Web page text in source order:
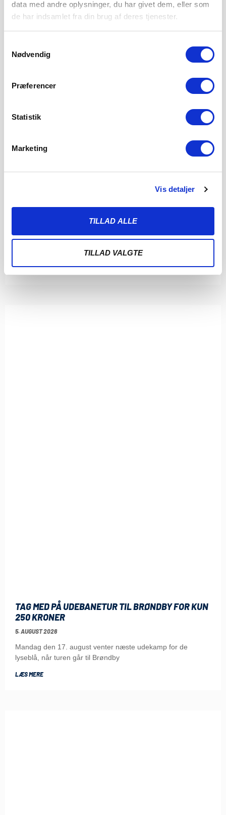
data med andre oplysninger, du har givet dem, eller som
de har indsamlet fra din brug af deres tjenester.
Nødvendig
Præferencer
Statistik
Marketing
Vis detaljer
TILLAD ALLE
TILLAD VALGTE
Kampene i runde 8 og 9 i 3F Superliga er nu programsat.
Der venter søndagskampe
LÆS MERE
TAG MED PÅ UDEBANETUR TIL BRØNDBY FOR KUN
250 KRONER
5. AUGUST 2026
Mandag den 17. august venter næste udekamp for de
lyseblå, når turen går til Brøndby
LÆS MERE